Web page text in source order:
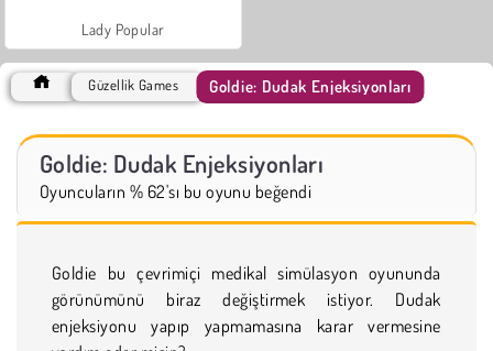
Lady Popular
Güzellik Games Goldie: Dudak Enjeksiyonları
Goldie: Dudak Enjeksiyonları
Oyuncuların % 62'sı bu oyunu beğendi
Goldie bu çevrimiçi medikal simülasyon oyununda
görünümünü biraz değiştirmek istiyor. Dudak
enjeksiyonu yapıp yapmamasına karar vermesine